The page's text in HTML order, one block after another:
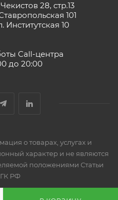
28, стр.13
101
Институтская 10
Call-центра
до 20:00
о товарах, услугах и
характер и не являются
положениями Статьи
РФ